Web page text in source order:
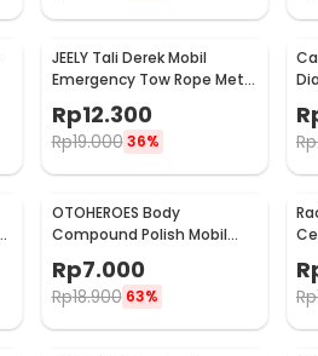
JEELY Tali Derek Mobil
Emergency Tow Rope Metal
Buckle U-Type 2.7M - JL30
Rp12.300
Rp19.000 36% Rp
OTOHEROES Body
Compound Polish Mobil
with Spons - YYC-508
Rp7.000
Rp18.900 63% Rp